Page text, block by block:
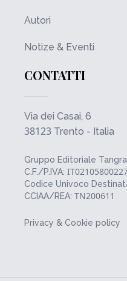
Autori
Notize & Eventi
CONTATTI
Via dei Casai, 6
38123 Trento - Italia
Gruppo Editoriale
C.F./P.IVA:
Codice Univoco
CCIAA/REA: TN200611
Privacy & Cookie policy